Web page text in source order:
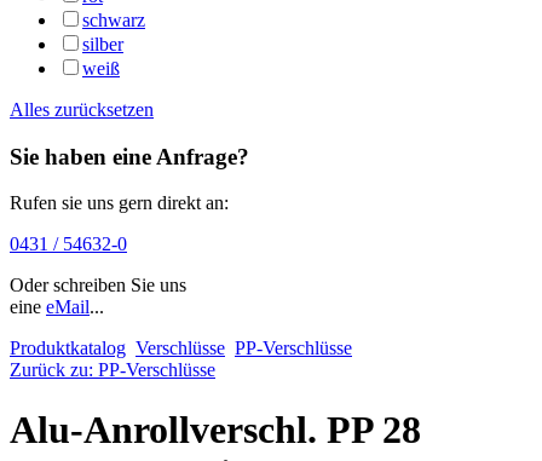
schwarz
silber
weiß
Alles zurücksetzen
Sie haben eine Anfrage?
Rufen sie uns gern direkt an:
0431 / 54632-0
Oder schreiben Sie uns
eine eMail...
Produktkatalog Verschlüsse PP-Verschlüsse
Zurück zu: PP-Verschlüsse
Alu-Anrollverschl. PP 28